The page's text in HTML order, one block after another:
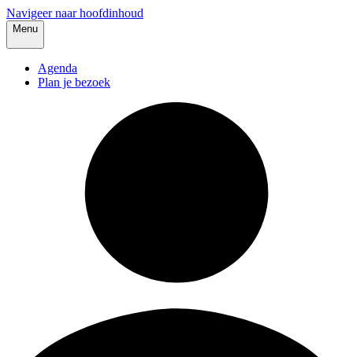
Navigeer naar hoofdinhoud
Menu
Agenda
Plan je bezoek